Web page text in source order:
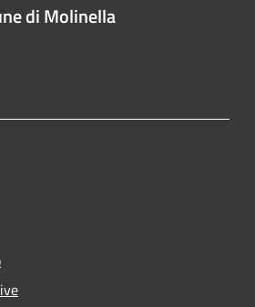
di Molinella